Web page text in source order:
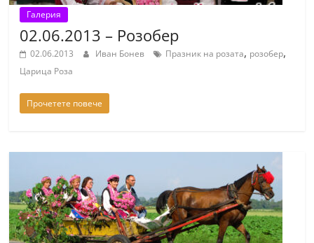
Галерия
02.06.2013 – Розобер
02.06.2013 Иван Бонев Празник на розата, розобер,
Царица Роза
Прочетете повече